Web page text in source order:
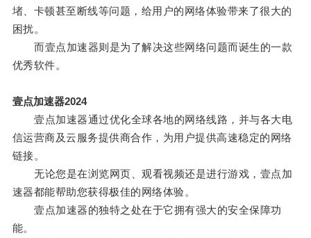
堵、卡顿甚至断线等问题，给用户的网络体验带来了很大的
困扰。
而壹点加速器则是为了解决这些网络问题而诞生的一款
优秀软件。
壹点加速器2024
壹点加速器通过优化全球各地的网络线路，并与各大电
信运营商及云服务提供商合作，为用户提供高速稳定的网络
链接。
无论您是在浏览网页、观看视频还是进行游戏，壹点加
速器都能帮助您获得极佳的网络体验。
壹点加速器的独特之处在于它拥有强大的安全保障功
能。